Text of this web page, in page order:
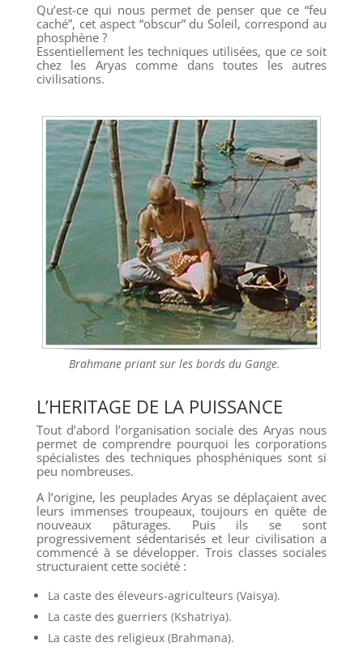
Qu’est-ce qui nous permet de penser que ce “feu
caché”, cet aspect “obscur” du Soleil, correspond au
phosphène ?
Essentiellement les techniques utilisées, que ce soit
chez les Aryas comme dans toutes les autres
civilisations.
Brahmane priant sur les bords du Gange.
L’HERITAGE DE LA PUISSANCE
Tout d’abord l’organisation sociale des Aryas nous
permet de comprendre pourquoi les corporations
spécialistes des techniques phosphéniques sont si
peu nombreuses.
A l’origine, les peuplades Aryas se déplaçaient avec
leurs immenses troupeaux, toujours en quête de
nouveaux pâturages. Puis ils se sont
progressivement sédentarisés et leur civilisation a
commencé à se développer. Trois classes sociales
structuraient cette société :
La caste des éleveurs-agriculteurs (Vaisya).
La caste des guerriers (Kshatriya).
La caste des religieux (Brahmana).